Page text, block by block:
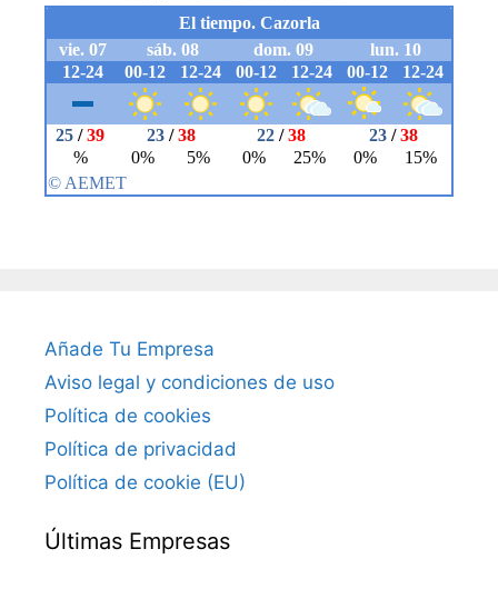
Añade Tu Empresa
Aviso legal y condiciones de uso
Política de cookies
Política de privacidad
Política de cookie (EU)
Últimas Empresas